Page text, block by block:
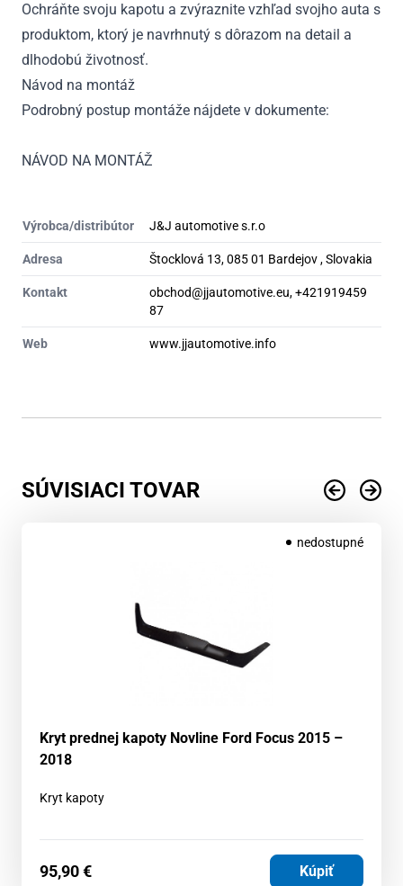
Ochráňte svoju kapotu a zvýraznite vzhľad svojho auta s
produktom, ktorý je navrhnutý s dôrazom na detail a
dlhodobú životnosť.
Návod na montáž
Podrobný postup montáže nájdete v dokumente:
NÁVOD NA MONTÁŽ
Výrobca/distribútor J&J automotive s.r.o
Adresa Štocklová 13, 085 01 Bardejov , Slovakia
Kontakt
obchod@jjautomotive.eu, +421919459
87
Web www.jjautomotive.info
SÚVISIACI TOVAR
nedostupné
Kryt prednej kapoty Novline Ford Focus 2015 –
2018
Kryt kapoty
95,90€ Kúpiť